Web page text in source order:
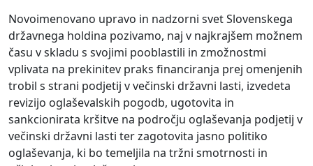
Novoimenovano upravo in nadzorni svet Slovenskega
državnega holdina pozivamo, naj v najkrajšem možnem
času v skladu s svojimi pooblastili in zmožnostmi
vplivata na prekinitev praks financiranja prej omenjenih
trobil s strani podjetij v večinski državni lasti, izvedeta
revizijo oglaševalskih pogodb, ugotovita in
sankcionirata kršitve na področju oglaševanja podjetij v
večinski državni lasti ter zagotovita jasno politiko
oglaševanja, ki bo temeljila na tržni smotrnosti in